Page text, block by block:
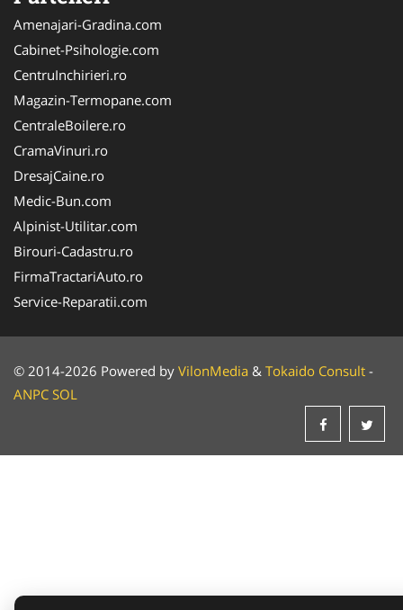
Amenajari-Gradina.com
Cabinet-Psihologie.com
CentruInchirieri.ro
Magazin-Termopane.com
CentraleBoilere.ro
CramaVinuri.ro
DresajCaine.ro
Medic-Bun.com
Alpinist-Utilitar.com
Birouri-Cadastru.ro
FirmaTractariAuto.ro
Service-Reparatii.com
© 2014-2026 Powered by VilonMedia & Tokaido Consult -
ANPC SOL